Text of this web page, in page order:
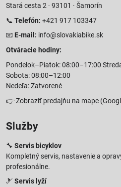
Stará cesta 2 · 93101 · Šamorín
📞 Telefón: +421 917 103347
📧 E-mail: info@slovakiabike.sk
Otváracie hodiny:
Pondelok–Piatok: 08:00–17:00
Sobota: 08:00–12:00
Nedeľa: Zatvorené
👉Zobraziť predajňu na mape
Služby
🔧 Servis bicyklov
Kompletný servis, nastavenie a
profesionálne.
🎿 Servis lyží